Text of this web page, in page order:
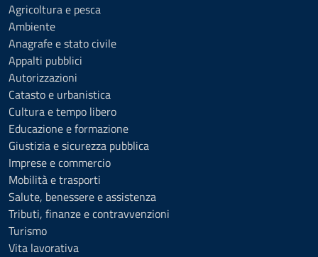
Agricoltura e pesca
Ambiente
Anagrafe e stato civile
Appalti pubblici
Autorizzazioni
Catasto e urbanistica
Cultura e tempo libero
Educazione e formazione
Giustizia e sicurezza pubblica
Imprese e commercio
Mobilità e trasporti
Salute, benessere e assistenza
Tributi, finanze e contravvenzioni
Turismo
Vita lavorativa